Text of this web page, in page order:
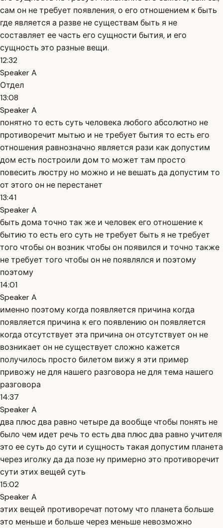
сам он не требует появления, о его отношением к быть
где является а разве не существам быть я не
составляет ее часть его сущности бытия, и его
сущность это разные вещи.
12:32
Speaker A
Отдел
13:08
Speaker A
понятно то есть суть человека любого абсолютно не
противоречит мытью и не требует бытия то есть его
отношения равнозначно является рази как допустим
дом есть построили дом то может там просто
повесить люстру но можно и не вешать да допустим то
от этого он не перестанет
13:41
Speaker A
быть дома точно так же и человек его отношение к
бытию то есть его суть не требует быть я не требует
того чтобы он возник чтобы он появился и точно также
не требует того чтобы он не появлялся и поэтому
поэтому
14:01
Speaker A
именно поэтому когда появляется причина когда
появляется причина к его появлению он появляется
когда отсутствует эта причина он отсутствует он не
возникает он не существует сложно кажется
получилось просто билетом вижу я эти пример
привожу не для нашего разговора не для тема нашего
разговора
14:37
Speaker A
два плюс два равно четыре да вообще чтобы понять не
было чем идет речь то есть два плюс два равно учителя
это ее суть до сути и сущность такая допустим планета
через иголку да да позе ну примерно это противоречит
сути этих вещей суть
15:02
Speaker A
этих вещей противоречат потому что планета больше
это меньше и больше через меньше невозможно